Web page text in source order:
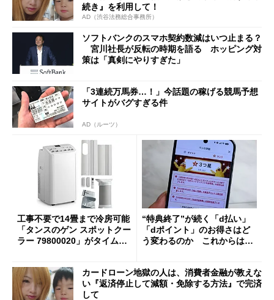
続き』を利用して！
AD（渋谷法務総合事務所）
ソフトバンクのスマホ契約数減はいつ止まる？
宮川社長が反転の時期を語る ホッピング対
策は「真剣にやりすぎた」
「3連続万馬券…！」今話題の稼げる競馬予想
サイトがバグすぎる件
AD（ルーツ）
工事不要で14畳まで冷房可能
「タンスのゲン スポットクー
ラー 79800020」がタイムセ
“特典終了”が続く「d払い」
「dポイント」のお得さはど
う変わるのか これからは
カードローン地獄の人は、消費者金融が教えな
い『返済停止して減額・免除する方法』で完済
して